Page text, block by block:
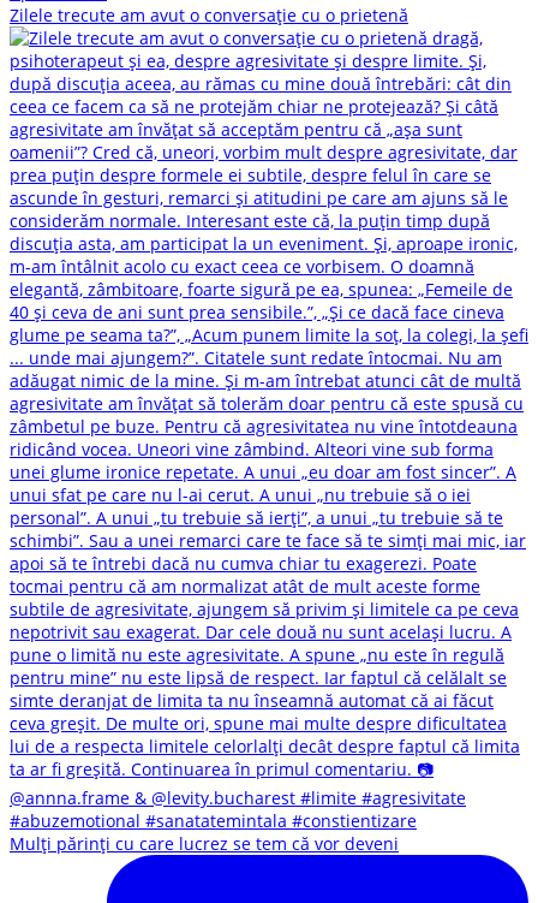
Zilele trecute am avut o conversație cu o prietenă
Mulți părinți cu care lucrez se tem că vor deveni